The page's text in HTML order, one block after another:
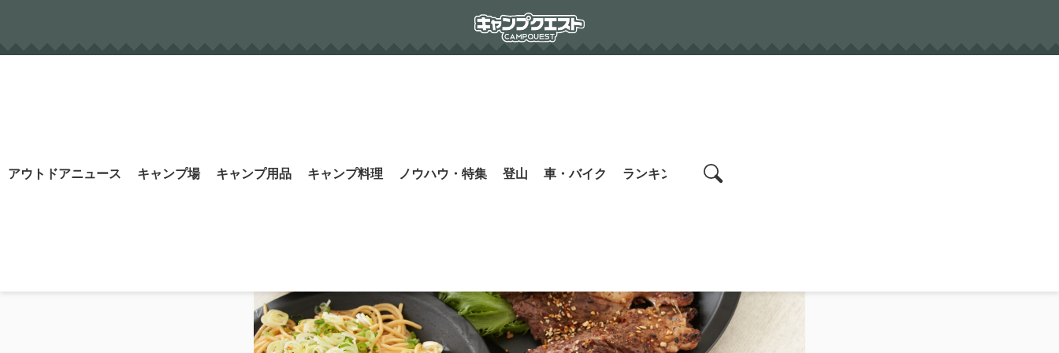
アウトドアニュース キャンプ場 キャンプ用品 キャンプ料理 ノウハウ・特集 登山 車・バイク ランキング search
Search